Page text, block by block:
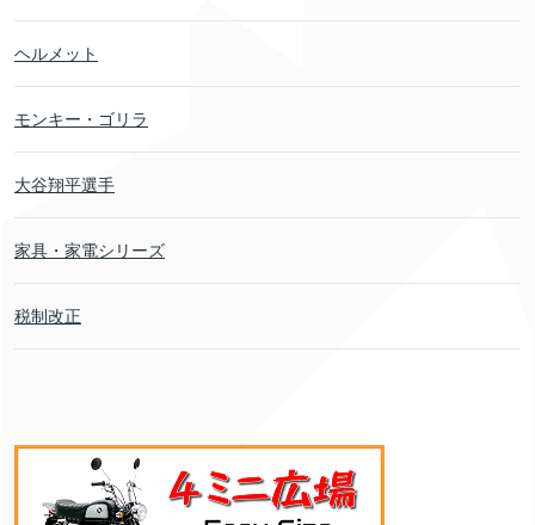
ヘルメット
モンキー・ゴリラ
大谷翔平選手
家具・家電シリーズ
税制改正